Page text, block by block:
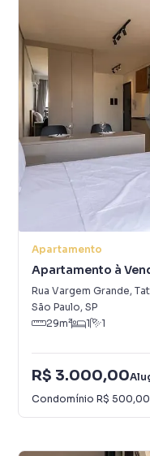
Apartamento
Apartamento à
Rua Vargem Grande,
São Paulo, SP
29m² 1 1
R$ 3.000,00
Condomínio R$ 500,00